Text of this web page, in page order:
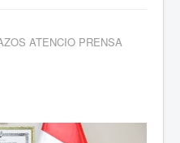
ATENCIO PRENSA